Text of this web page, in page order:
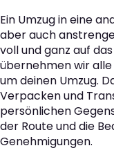
Ein Umzug in eine
aber auch
voll und ganz auf
übernehmen wir
um deinen Umzug.
Verpacken und
persönlichen
der Route und die
Genehmigungen.